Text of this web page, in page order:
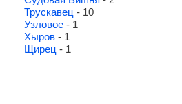
Трускавец - 10
Узловое - 1
Хыров - 1
Щирец - 1